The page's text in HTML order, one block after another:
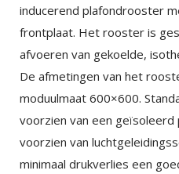
inducerend plafondrooster
frontplaat. Het rooster is
afvoeren van gekoelde,
De afmetingen van het
moduulmaat 600×600.
voorzien van een geïsoleerd
voorzien van
minimaal drukverlies een